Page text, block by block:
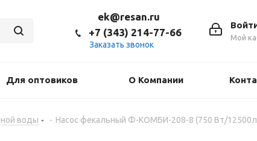
Мой
ek@resan.ru
+7 (343) 214-77-66
Заказать звонок
Для оптовиков О Компании
воды - Насос фекальный Ф-КОМБИ-208-8 (750 Вт/